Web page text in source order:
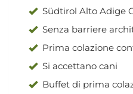
Südtirol Alto Adige
Senza barriere
Prima colazione
Si accettano cani
Buffet di prima